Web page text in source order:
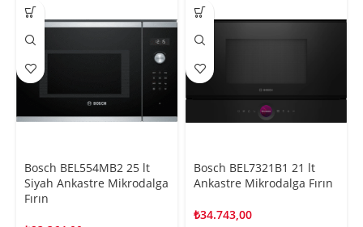
Bosch BEL554MB2 25 lt
Siyah Ankastre Mikrodalga
Fırın
Bosch BEL7321B1 21 lt
Ankastre Mikrodalga Fırın
₺34.743,00